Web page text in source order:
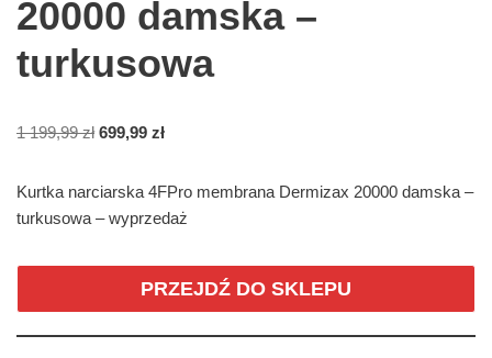
20000 damska –
turkusowa
1 199,99zł 699,99 zł
Kurtka narciarska 4FPro membrana Dermizax 20000 damska –
turkusowa – wyprzedaż
PRZEJDŹ DO SKLEPU